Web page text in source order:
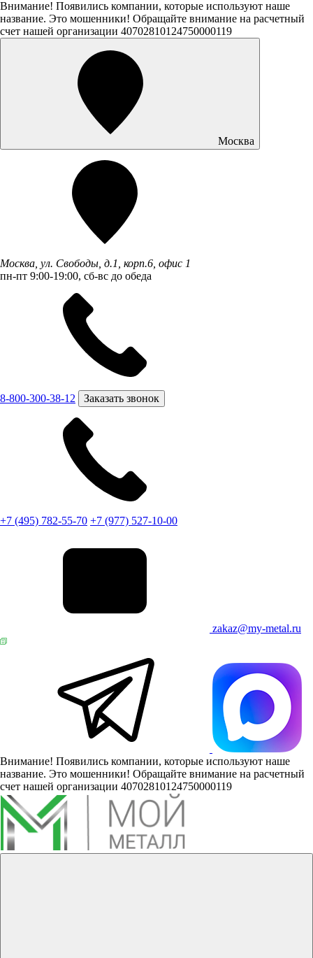
Внимание! Появились компании, которые используют наше
название. Это мошенники! Обращайте внимание на расчетный
счет нашей организации 40702810124750000119
Москва
Москва, ул. Свободы, д.1, корп.6, офис 1
пн-пт 9:00-19:00, сб-вс до обеда
8-800-300-38-12 Заказать звонок
+7 (495) 782-55-70 +7 (977) 527-10-00
zakaz@my-metal.ru
Внимание! Появились компании, которые используют наше
название. Это мошенники! Обращайте внимание на расчетный
счет нашей организации 40702810124750000119